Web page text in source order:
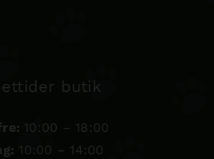
butik
10:00 – 18:00
10:00 – 14:00